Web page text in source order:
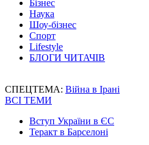
Бізнес
Наука
Шоу-бізнес
Спорт
Lifestyle
БЛОГИ ЧИТАЧІВ
СПЕЦТЕМА: Війна в Ірані
ВСІ ТЕМИ
Вступ України в ЄС
Теракт в Барселоні